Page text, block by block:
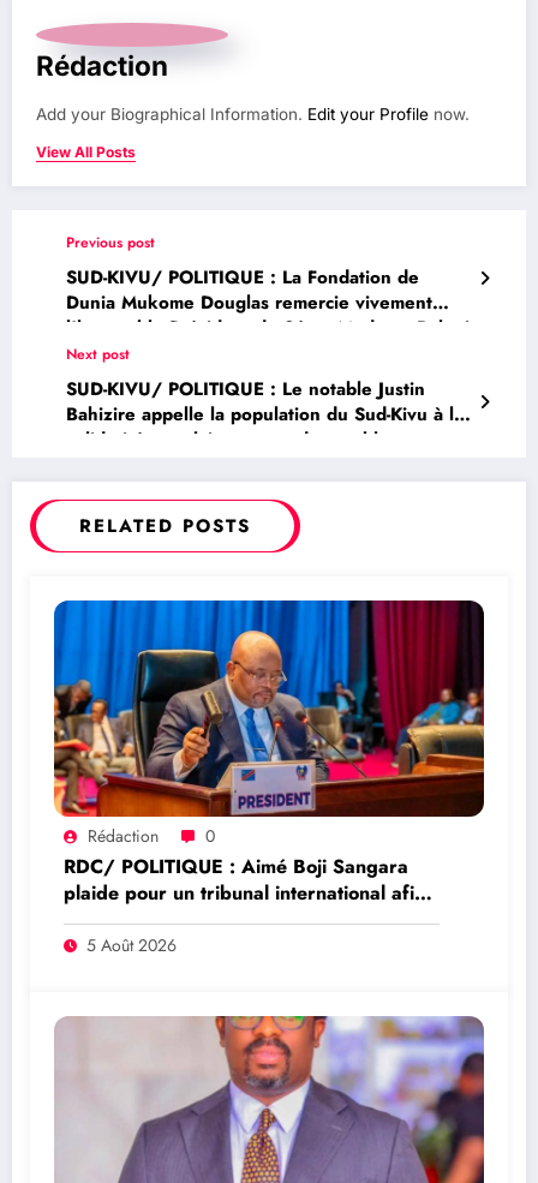
Rédaction
Add your Biographical Information. Edit your Profile now.
View All Posts
Previous post
SUD-KIVU/ POLITIQUE : La Fondation de
Dunia Mukome Douglas remercie vivement
l’honorable Président du Sénat Modeste Bahati
Lukwebo pour son plaidoyer pour l’asphaltage
de la route reliant Bukavu et Goma
Next post
SUD-KIVU/ POLITIQUE : Le notable Justin
Bahizire appelle la population du Sud-Kivu à la
solidarité populaire autour du notable et
Lukwebo
RELATED POSTS
Rédaction 0
RDC/ POLITIQUE : Aimé Boji Sangara
plaide pour un tribunal international afin
de rendre justice aux victimes des conflits
en RDC
5 Août 2026